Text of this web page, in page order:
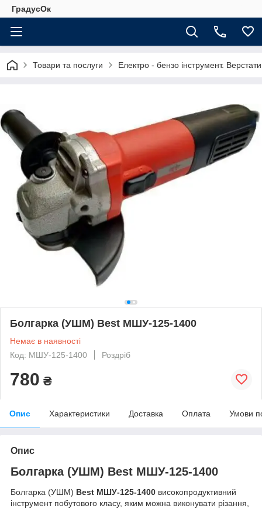
ГрадусОк
Товари та послуги Електро - бензо інструмент. Верстати
Болгарка (УШМ) Best МШУ-125-1400
Немає в наявності
Код: МШУ-125-1400
Роздріб
780 ₴
Опис Характеристики Доставка Оплата Умови
Опис
Болгарка (УШМ) Best МШУ-125-1400
Болгарка (УШМ) Best МШУ-125-1400 високопродуктивний
інструмент побутового класу, яким можна виконувати різання,